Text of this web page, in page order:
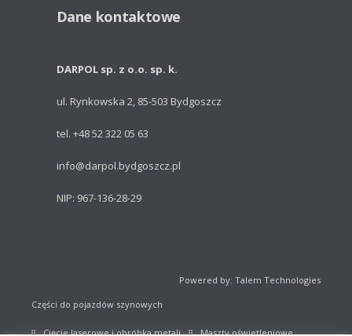
Dane kontaktowe
DARPOL sp. z o.o. sp. k.
ul. Rynkowska 2, 85-503 Bydgoszcz
tel. +48 52 322 05 63
info@darpol.bydgoszcz.pl
NIP: 967-136-28-29
Powered by: Talem Technologies
Części do pojazdów szynowych
Cięcie laserowe i obróbka metali Maszty oświetleniowe